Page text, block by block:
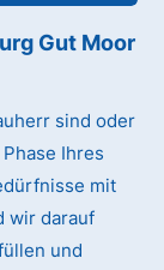
Gut Moor
sind oder
Ihres
mit
wir darauf
und